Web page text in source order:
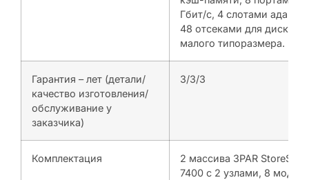
Гбит/с, 4 слотами
48 отсеками для дисков
малого типоразмера.
Гарантия – лет (детали/
качество изготовления/
обслуживание у
заказчика)
3/3/3
Комплектация
2 массива 3PAR StoreServ
7400 с 2 узлами, 8